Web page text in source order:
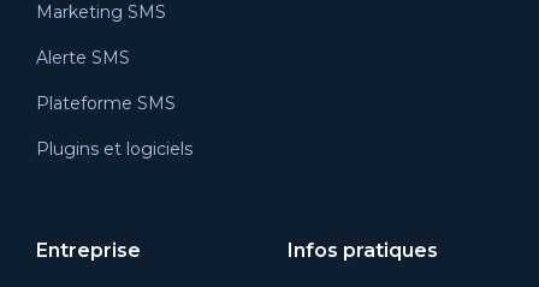
Marketing SMS
Alerte SMS
Plateforme SMS
Plugins et logiciels
Entreprise Infos pratiques